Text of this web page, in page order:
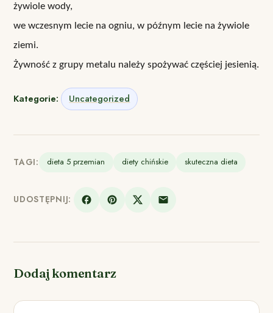
żywiole wody,
we wczesnym lecie na ogniu, w późnym lecie na żywiole
ziemi.
Żywność z grupy metalu należy spożywać częściej jesienią.
Kategorie: Uncategorized
TAGI: dieta 5 przemian diety chińskie skuteczna dieta
UDOSTĘPNIJ:
Dodaj komentarz